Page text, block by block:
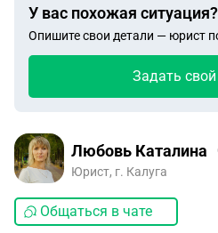
У вас похожая ситуация?
Опишите свои детали — юрист
Задать
Любовь Каталина
Юрист, г. Калуга
Общаться в чате